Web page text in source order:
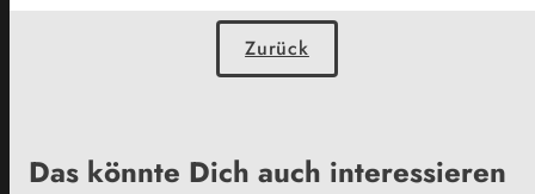
Zurück
Das könnte Dich auch interessieren